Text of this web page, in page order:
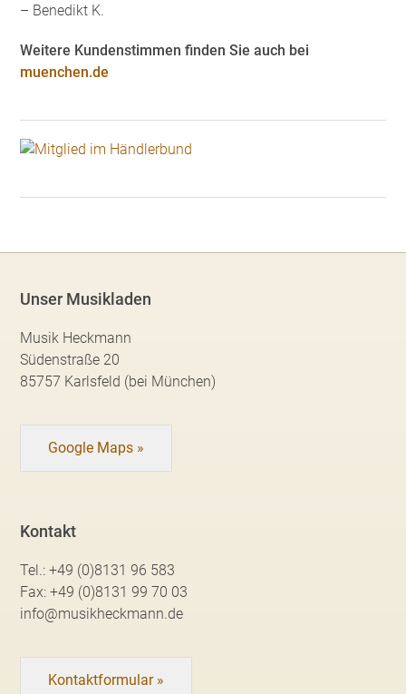
– Benedikt K.
Weitere Kundenstimmen finden Sie auch bei
muenchen.de
Unser Musikladen
Musik Heckmann
Südenstraße 20
85757 Karlsfeld (bei München)
Google Maps »
Kontakt
Tel.:+49 (0)8131 96 583
Fax:+49 (0)8131 99 70 03
info@musikheckmann.de
Kontaktformular »